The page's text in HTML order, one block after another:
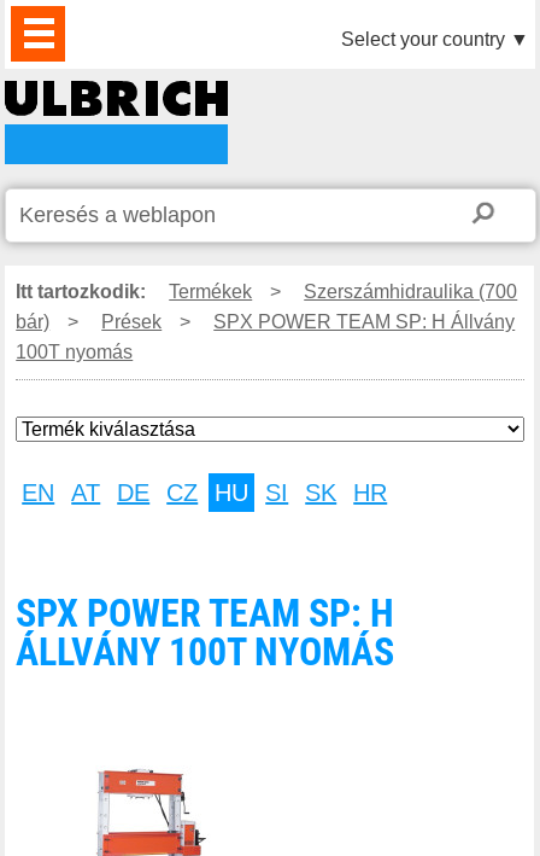
TERMÉKEK
HÍREK
LETÖLTÉS
VIDEÓK
PARTNEREINK
RÓLUNK
KAPCSOLAT Select your country ▼
Itt tartozkodik: Termékek >
Szerszámhidraulika (700
bár)
> Prések >
SPX POWER TEAM SP: H Állvány
100T nyomás
EN AT DE CZ HU SI SK HR
SPX POWER TEAM SP: H
ÁLLVÁNY 100T NYOMÁS